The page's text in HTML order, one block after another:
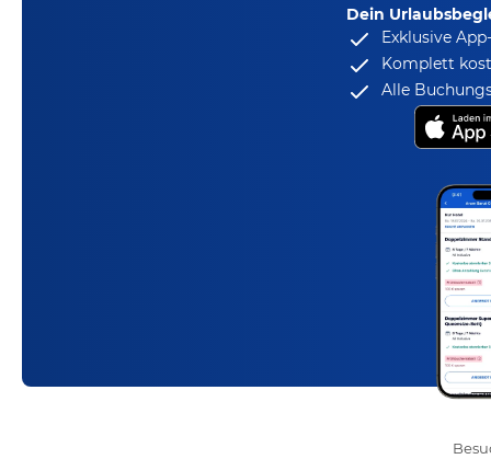
Dein
Exklusive
Komplett
Alle